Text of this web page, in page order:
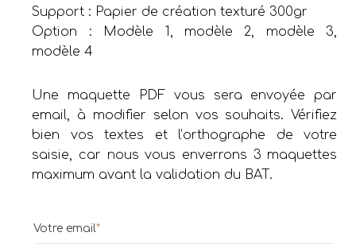
Support : Papier de création texturé 300gr
Option : Modèle 1, modèle 2, modèle 3,
modèle 4
Une maquette PDF vous sera envoyée par
email, à modifier selon vos souhaits. Vérifiez
bien vos textes et l’orthographe de votre
saisie, car nous vous enverrons 3 maquettes
maximum avant la validation du BAT.
Votre email*